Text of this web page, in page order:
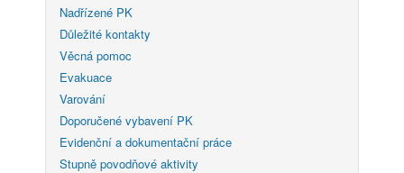
Nadřízené PK
Důležité kontakty
Věcná pomoc
Evakuace
Varování
Doporučené vybavení PK
Evidenční a dokumentační práce
Stupně povodňové aktivity